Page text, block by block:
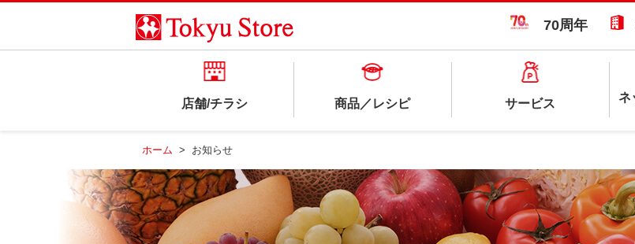
70周年
店舗/チラシ 商品／レシピ サービス
ネ
ホーム > お知らせ